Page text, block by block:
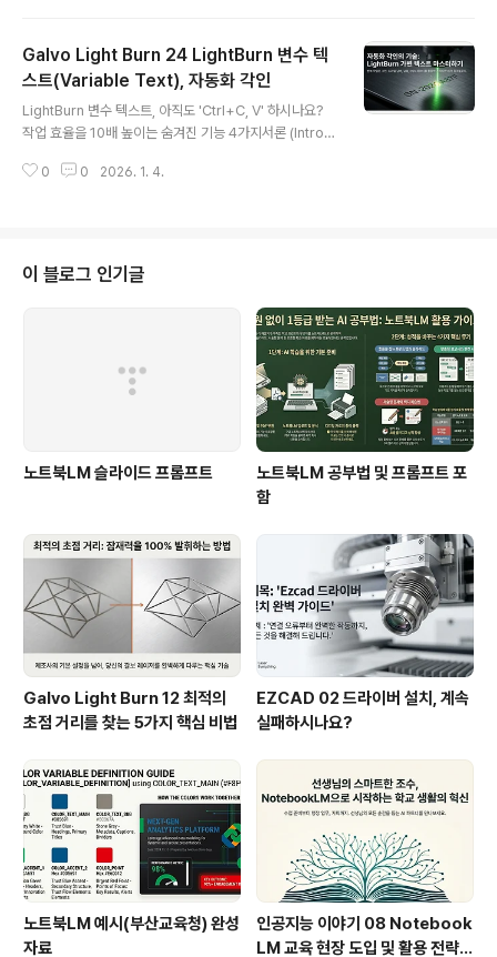
기 위해 무작정 레이저 파워나 해상도(DPI)를 최대로 올리
려고 하지만, 결과는 더 나빠지기만 합니다.문제의 핵심은
디지털 설정값이 아니라, 레이저가 물리적으로 재료와 상
호작용하는 방식에 대한 이해 부족에 있습니다. 놀랍게도,
최고의 사진 각인 결과는 때로는 설정을 '낮추고' 레이저의
물리적 한계를 '보정'하는 것에서 나옵니다.이 5가지 원칙
Galvo Light Burn 24 LightBurn 변수 텍
스트(Variable Text), 자동화 각인
LightBurn 변수 텍스트, 아직도 'Ctrl+C, V' 하시나요?
작업 효율을 10배 높이는 숨겨진 기능 4가지서론 (Introd
반복적인 텍스트 수정 때문에 골머리를 앓는 경우가 많습
다. 바로 이 문제를 해결하기 위해 LightBurn에는 '변수 텍
스트(Variable Text)'라는 강력한 기능이 탑재되어 있습
니다.많은 사용자가 일련번호를 자동으로 증가시키는 기본
기능 정도는 알고 있지만, 변수 텍스트의 진정한 잠재력은
0 0 2026. 1. 4.
이 블로그 인기글
노트북LM 슬라이드 프롬프트
노트북LM 공부법 및 프롬프트 포
함
Galvo Light Burn 12 최적의
초점 거리를 찾는 5가지 핵심 비법
EZCAD 02 드라이버 설치, 계속
실패하시나요?
노트북LM 예시(부산교육청) 완성
자료
인공지능 이야기 08 Notebook
LM 교육 현장 도입 및 활용 전략